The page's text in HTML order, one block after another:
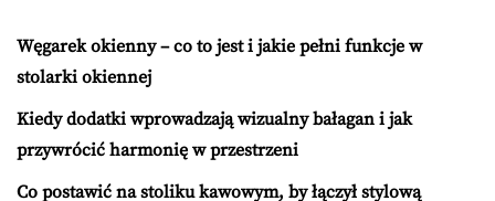
Węgarek okienny – co to jest i jakie pełni funkcje w
stolarki okiennej
Kiedy dodatki wprowadzają wizualny bałagan i jak
przywrócić harmonię w przestrzeni
Co postawić na stoliku kawowym, by łączył stylową